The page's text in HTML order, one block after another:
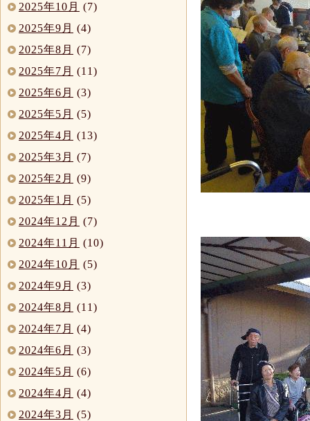
2025年10月 (7)
2025年9月 (4)
2025年8月 (7)
2025年7月 (11)
2025年6月 (3)
2025年5月 (5)
2025年4月 (13)
2025年3月 (7)
2025年2月 (9)
2025年1月 (5)
2024年12月 (7)
2024年11月 (10)
2024年10月 (5)
2024年9月 (3)
2024年8月 (11)
2024年7月 (4)
2024年6月 (3)
2024年5月 (6)
2024年4月 (4)
2024年3月 (5)